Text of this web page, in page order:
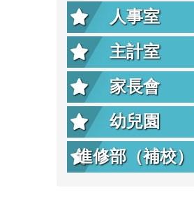
人事室
主計室
家長會
幼兒園
進修部（補校）